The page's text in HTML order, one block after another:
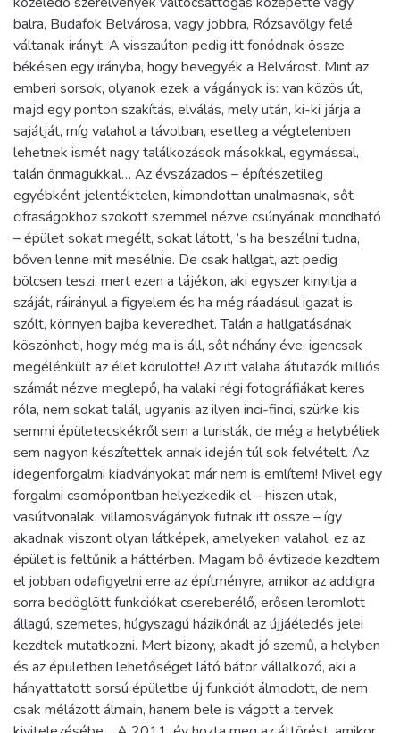
balra, Budafok Belvárosa, vagy jobbra, Rózsavölgy felé
váltanak irányt. A visszaúton pedig itt fonódnak össze
békésen egy irányba, hogy bevegyék a Belvárost. Mint az
emberi sorsok, olyanok ezek a vágányok is: van közös út,
majd egy ponton szakítás, elválás, mely után, ki-ki járja a
sajátját, míg valahol a távolban, esetleg a végtelenben
lehetnek ismét nagy találkozások másokkal, egymással,
talán önmagukkal… Az évszázados – építészetileg
egyébként jelentéktelen, kimondottan unalmasnak, sőt
cifraságokhoz szokott szemmel nézve csúnyának mondható
– épület sokat megélt, sokat látott, ’s ha beszélni tudna,
bőven lenne mit mesélnie. De csak hallgat, azt pedig
bölcsen teszi, mert ezen a tájékon, aki egyszer kinyitja a
száját, ráirányul a figyelem és ha még ráadásul igazat is
szólt, könnyen bajba keveredhet. Talán a hallgatásának
köszönheti, hogy még ma is áll, sőt néhány éve, igencsak
megélénkült az élet körülötte! Az itt valaha átutazók milliós
számát nézve meglepő, ha valaki régi fotográfiákat keres
róla, nem sokat talál, ugyanis az ilyen inci-finci, szürke kis
semmi épületecskékről sem a turisták, de még a helybéliek
sem nagyon készítettek annak idején túl sok felvételt. Az
idegenforgalmi kiadványokat már nem is említem! Mivel egy
forgalmi csomópontban helyezkedik el – hiszen utak,
vasútvonalak, villamosvágányok futnak itt össze – így
akadnak viszont olyan látképek, amelyeken valahol, ez az
épület is feltűnik a háttérben. Magam bő évtizede kezdtem
el jobban odafigyelni erre az építményre, amikor az addigra
sorra bedöglött funkciókat csereberélő, erősen leromlott
állagú, szemetes, húgyszagú házikónál az újjáéledés jelei
kezdtek mutatkozni. Mert bizony, akadt jó szemű, a helyben
és az épületben lehetőséget látó bátor vállalkozó, aki a
hányattatott sorsú épületbe új funkciót álmodott, de nem
csak mélázott álmain, hanem bele is vágott a tervek